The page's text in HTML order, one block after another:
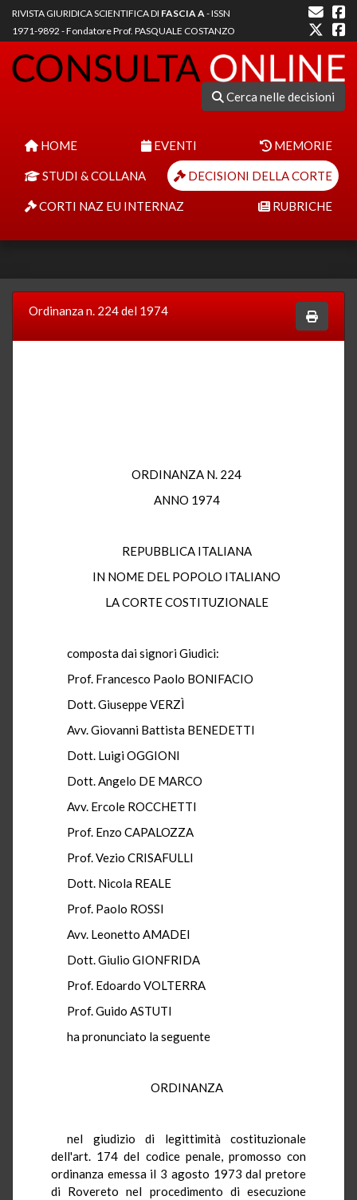
RIVISTA GIURIDICA SCIENTIFICA DI FASCIA A- ISSN
1971-9892 - Fondatore Prof. PASQUALE COSTANZO
Cerca nelle decisioni
HOME EVENTI MEMORIE
STUDI & COLLANA DECISIONI DELLA CORTE
CORTI NAZ EU INTERNAZ RUBRICHE
Ordinanza n. 224 del 1974
ORDINANZA N. 224
ANNO 1974
REPUBBLICA ITALIANA
IN NOME DEL POPOLO ITALIANO
LA CORTE COSTITUZIONALE
composta dai signori Giudici:
Prof. Francesco Paolo BONIFACIO
Dott. Giuseppe VERZÌ
Avv. Giovanni Battista BENEDETTI
Dott. Luigi OGGIONI
Dott. Angelo DE MARCO
Avv. Ercole ROCCHETTI
Prof. Enzo CAPALOZZA
Prof. Vezio CRISAFULLI
Dott. Nicola REALE
Prof. Paolo ROSSI
Avv. Leonetto AMADEI
Dott. Giulio GIONFRIDA
Prof. Edoardo VOLTERRA
Prof. Guido ASTUTI
ha pronunciato la seguente
ORDINANZA
nel giudizio di legittimità costituzionale
dell'art. 174 del codice penale, promosso con
ordinanza emessa il 3 agosto 1973 dal pretore
di Rovereto nel procedimento di esecuzione